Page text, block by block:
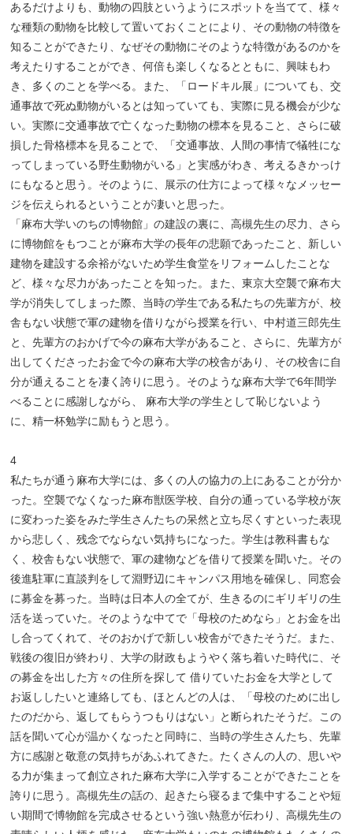
あるだけよりも、動物の四肢というようにスポットを当てて、様々
な種類の動物を比較して置いておくことにより、その動物の特徴を
知ることができたり、なぜその動物にそのような特徴があるのかを
考えたりすることができ、何倍も楽しくなるとともに、興味もわ
き、多くのことを学べる。また、「ロードキル展」についても、交
通事故で死ぬ動物がいるとは知っていても、実際に見る機会が少な
い。実際に交通事故で亡くなった動物の標本を見ること、さらに破
損した骨格標本を見ることで、「交通事故、人間の事情で犠牲にな
ってしまっている野生動物がいる」と実感がわき、考えるきかっけ
にもなると思う。そのように、展示の仕方によって様々なメッセー
ジを伝えられるということが凄いと思った。
「麻布大学いのちの博物館」の建設の裏に、高槻先生の尽力、さら
に博物館をもつことが麻布大学の長年の悲願であったこと、新しい
建物を建設する余裕がないため学生食堂をリフォームしたことな
ど、様々な尽力があったことを知った。また、東京大空襲で麻布大
学が消失してしまった際、当時の学生である私たちの先輩方が、校
舎もない状態で軍の建物を借りながら授業を行い、中村道三郎先生
と、先輩方のおかげで今の麻布大学があること、さらに、先輩方が
出してくださったお金で今の麻布大学の校舎があり、その校舎に自
分が通えることを凄く誇りに思う。そのような麻布大学で6年間学
べることに感謝しながら、 麻布大学の学生として恥じないよう
に、精一杯勉学に励もうと思う。
4
私たちが通う麻布大学には、多くの人の協力の上にあることが分か
った。空襲でなくなった麻布獣医学校、自分の通っている学校が灰
に変わった姿をみた学生さんたちの呆然と立ち尽くすといった表現
から悲しく、残念でならない気持ちになった。学生は教科書もな
く、校舎もない状態で、軍の建物などを借りて授業を聞いた。その
後進駐軍に直談判をして淵野辺にキャンパス用地を確保し、同窓会
に募金を募った。当時は日本人の全てが、生きるのにギリギリの生
活を送っていた。そのような中てで「母校のためなら」とお金を出
し合ってくれて、そのおかげで新しい校舎ができたそうだ。また、
戦後の復旧が終わり、大学の財政もようやく落ち着いた時代に、そ
の募金を出した方々の住所を探して 借りていたお金を大学として
お返ししたいと連絡しても、ほとんどの人は、「母校のために出し
たのだから、返してもらうつもりはない」と断られたそうだ。この
話を聞いて心が温かくなったと同時に、当時の学生さんたち、先輩
方に感謝と敬意の気持ちがあふれてきた。たくさんの人の、思いや
る力が集まって創立された麻布大学に入学することができたことを
誇りに思う。高槻先生の話の、起きたら寝るまで集中することや短
い期間で博物館を完成させるという強い熱意が伝わり、高槻先生の